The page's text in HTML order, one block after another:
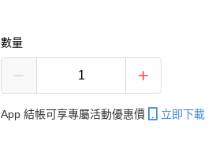
數量
App 結帳可享專屬活動優惠價 立即下載